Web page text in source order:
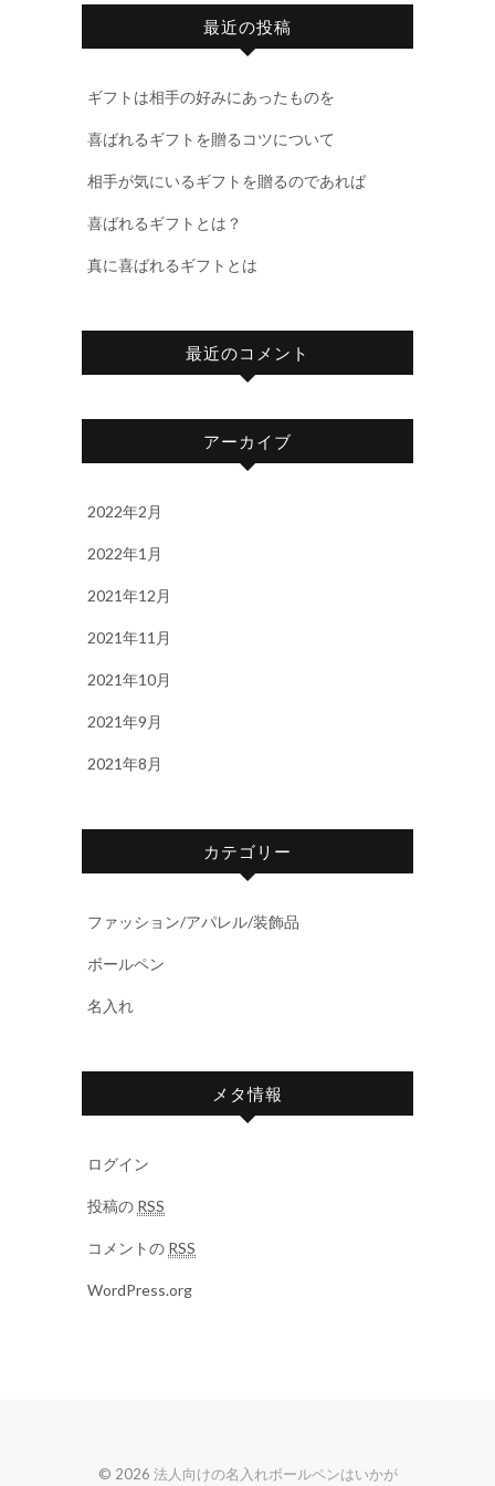
最近の投稿
ギフトは相手の好みにあったものを
喜ばれるギフトを贈るコツについて
相手が気にいるギフトを贈るのであれば
喜ばれるギフトとは？
真に喜ばれるギフトとは
最近のコメント
アーカイブ
2022年2月
2022年1月
2021年12月
2021年11月
2021年10月
2021年9月
2021年8月
カテゴリー
ファッション/アパレル/装飾品
ボールペン
名入れ
メタ情報
ログイン
投稿の RSS
コメントの RSS
WordPress.org
© 2026 法人向けの名入れボールペンはいかが